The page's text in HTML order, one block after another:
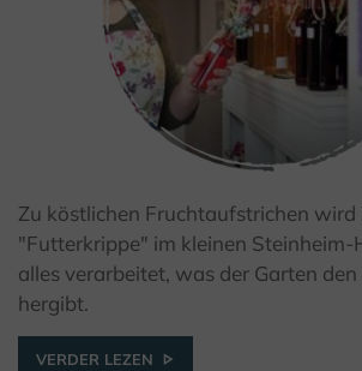
©
Zu köstlichen Fruchtaufstrichen
"Futterkrippe" im kleinen
alles verarbeitet, was der Garten
hergibt.
VERDER LEZEN